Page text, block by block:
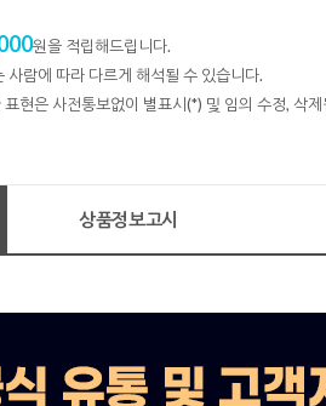
원을 적립해드립니다.
람에 따라 다르게 해석될 수 있습니다.
현은 사전통보없이 별표시(*) 및 임의 수정, 삭
상품정보고시